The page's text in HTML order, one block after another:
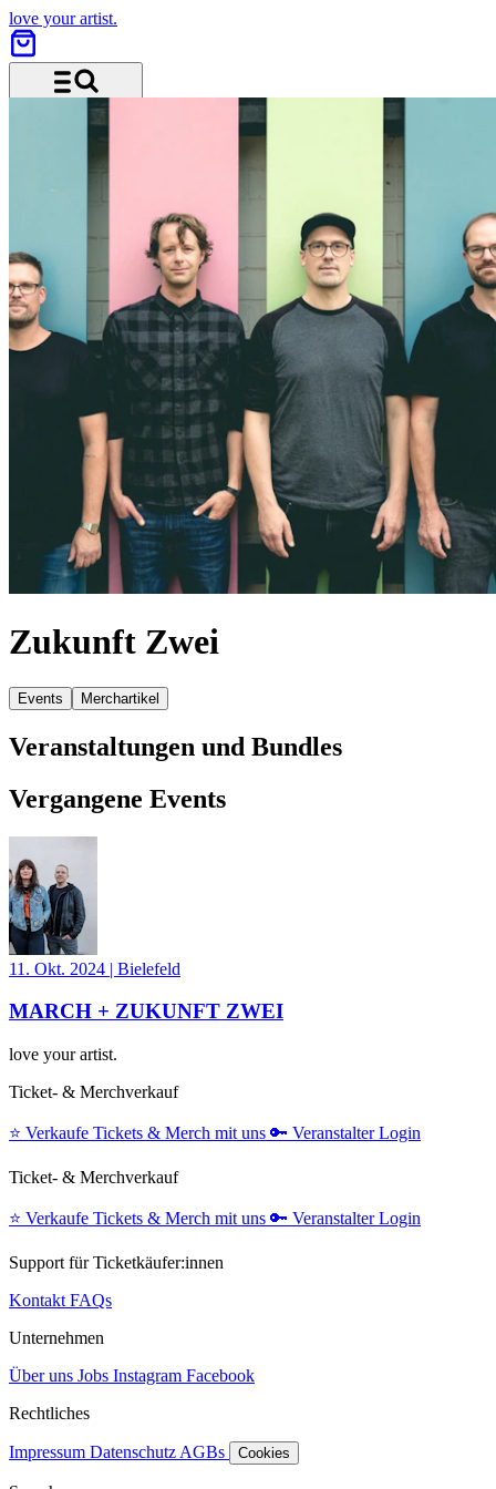
love your artist.
Menü und Suche
Zukunft Zwei
Events Merchartikel
Veranstaltungen und Bundles
Vergangene Events
11. Okt. 2024 | Bielefeld
MARCH + ZUKUNFT ZWEI
love your artist.
Ticket- & Merchverkauf
⭐️ Verkaufe Tickets & Merch mit uns 🔑 Veranstalter Login
Ticket- & Merchverkauf
⭐️ Verkaufe Tickets & Merch mit uns 🔑 Veranstalter Login
Support für Ticketkäufer:innen
Kontakt FAQs
Unternehmen
Über uns Jobs Instagram Facebook
Rechtliches
Impressum Datenschutz AGBs Cookies